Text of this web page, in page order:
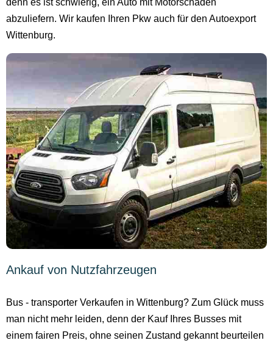
denn es ist schwierig, ein Auto mit Motorschaden
abzuliefern. Wir kaufen Ihren Pkw auch für den Autoexport
Wittenburg.
Ankauf von Nutzfahrzeugen
Bus - transporter Verkaufen in Wittenburg? Zum Glück muss
man nicht mehr leiden, denn der Kauf Ihres Busses mit
einem fairen Preis, ohne seinen Zustand gekannt beurteilen